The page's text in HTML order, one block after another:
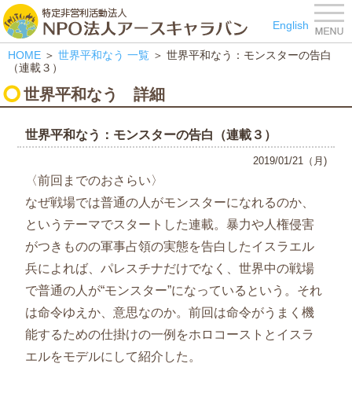
特定非営利活動法人 NPO
English
HOME ＞ 世界平和なう 一覧 ＞ 世界平和なう：モンスターの告白
（連載３）
世界平和なう 詳細
世界平和なう：モンスターの告白（連載３）
2019/01/21（月)
〈前回までのおさらい〉
なぜ戦場では普通の人がモンスターになれるのか、
というテーマでスタートした連載。暴力や人権侵害
がつきものの軍事占領の実態を告白したイスラエル
兵によれば、パレスチナだけでなく、世界中の戦場
で普通の人が“モンスター”になっているという。それ
は命令ゆえか、意思なのか。前回は命令がうまく機
能するための仕掛けの一例をホロコーストとイスラ
エルをモデルにして紹介した。